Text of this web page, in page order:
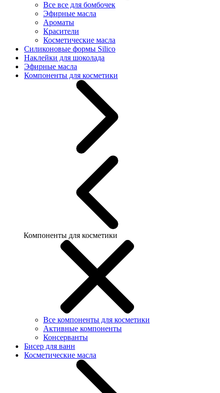
Все все для бомбочек
Эфирные масла
Ароматы
Красители
Косметические масла
Силиконовые формы Silico
Наклейки для шоколада
Эфирные масла
Компоненты для косметики
Компоненты для косметики
Все компоненты для косметики
Активные компоненты
Консерванты
Бисер для ванн
Косметические масла